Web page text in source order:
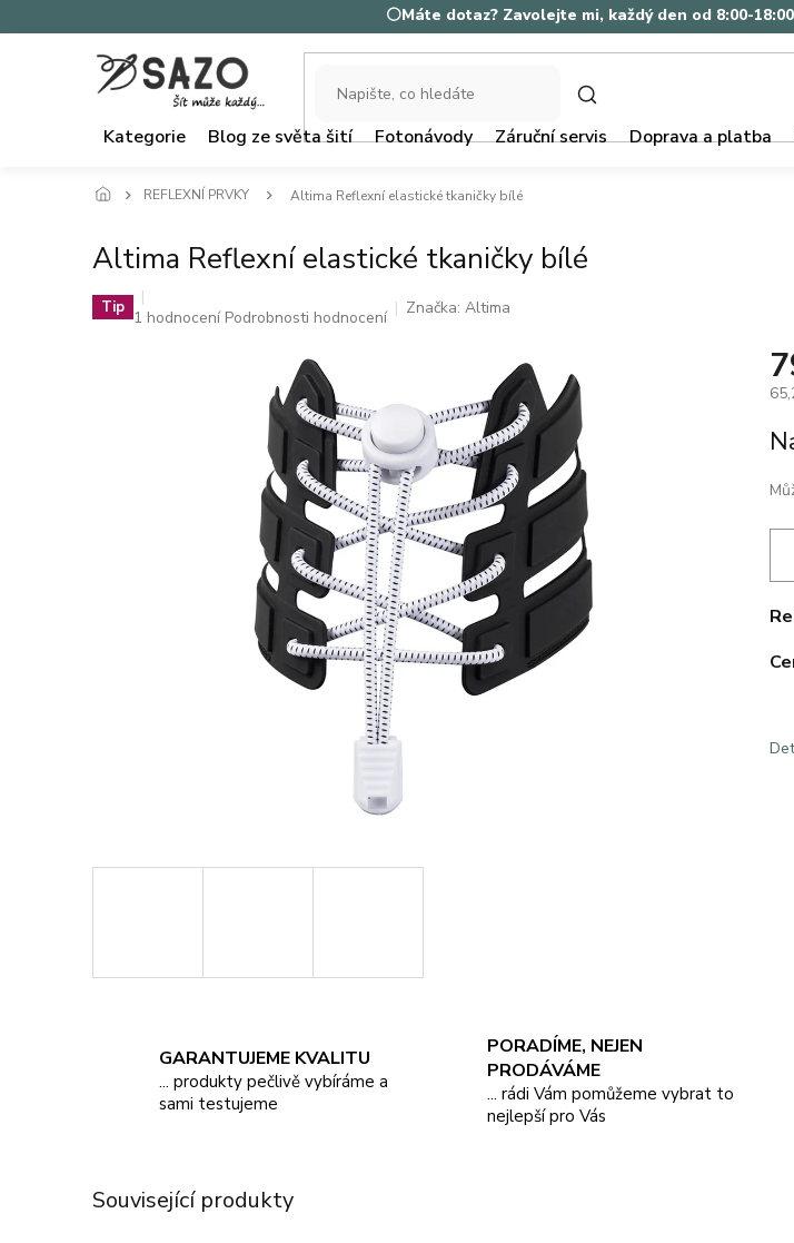
na
⚪Máte dotaz? Zavolejte mi, každý den od 8:00-
HLEDAT
Kategorie Blog ze světa šití Fotonávody Záruční servis Doprava a platba
REFLEXNÍ PRVKY Altima Reflexní elastické tkaničky bílé
Altima Reflexní elastické tkaničky bílé
Tip Průměrné
1 hodnocení Podrobnosti hodnocení Značka: Altima
GARANTUJEME KVALITU
... produkty pečlivě vybíráme a
sami testujeme
PORADÍME, NEJEN
PRODÁVÁME
... rádi Vám pomůžeme vybrat to
nejlepší pro Vás
Související produkty